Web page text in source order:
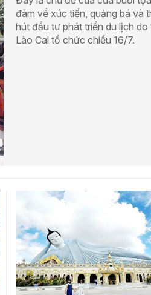
đàm về xúc tiến, quảng bá và
hút đầu tư phát triển du lịch do
Lào Cai tổ chức chiều 16/7.